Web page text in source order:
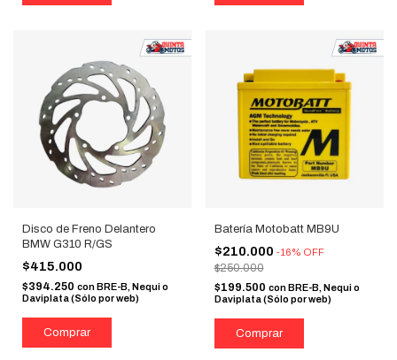
Disco de Freno Delantero
BMW G310 R/GS
$415.000
$394.250 con BRE-B, Nequi o
Daviplata (Sólo por web)
Batería Motobatt MB9U
$210.000 -16% OFF
$250.000
$199.500 con BRE-B, Nequi o
Daviplata (Sólo por web)